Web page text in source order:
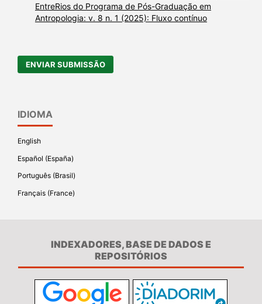
EntreRios do Programa de Pós-Graduação em
Antropologia: v. 8 n. 1 (2025): Fluxo contínuo
ENVIAR SUBMISSÃO
IDIOMA
English
Español (España)
Português (Brasil)
Français (France)
INDEXADORES, BASE DE DADOS E
REPOSITÓRIOS